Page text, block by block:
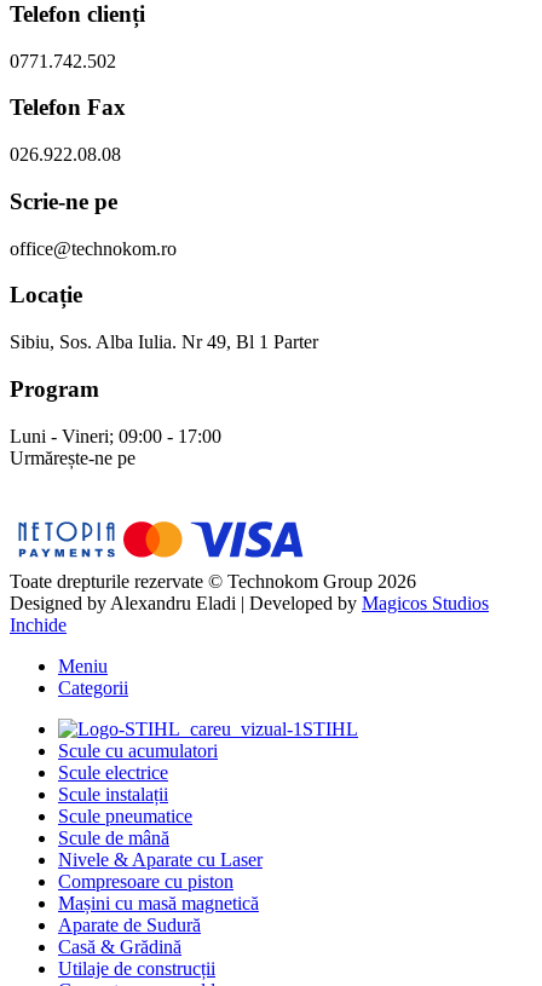
Telefon clienți
0771.742.502
Telefon Fax
026.922.08.08
Scrie-ne pe
office@technokom.ro
Locație
Sibiu, Sos. Alba Iulia. Nr 49, Bl 1 Parter
Program
Luni - Vineri; 09:00 - 17:00
Urmărește-ne pe
Toate drepturile rezervate © Technokom Group 2026
Designed by Alexandru Eladi | Developed by Magicos Studios
Inchide
Meniu
Categorii
STIHL
Scule cu acumulatori
Scule electrice
Scule instalații
Scule pneumatice
Scule de mână
Nivele & Aparate cu Laser
Compresoare cu piston
Mașini cu masă magnetică
Aparate de Sudură
Casă & Grădină
Utilaje de construcții